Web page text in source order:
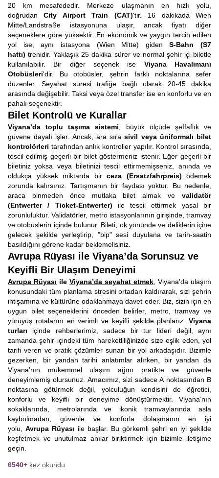
20 km mesafededir. Merkeze ulaşmanın en hızlı yolu,
doğrudanCity Airport Train (CAT)'tir. 16 dakikada Wien
Mitte/Landstraße istasyonuna ulaşır, ancak fiyatı diğer
seçeneklere göre yüksektir. En ekonomik ve yaygın tercih edilen
yol ise, aynı istasyona (Wien Mitte) gidenS-Bahn (S7
hattı) trenidir. Yaklaşık 25 dakika sürer ve normal şehir içi biletle
kullanılabilir. Bir diğer seçenek ise Viyana Havalimanı
Otobüsleri'dir. Bu otobüsler, şehrin farklı noktalarına sefer
düzenler. Seyahat süresi trafiğe bağlı olarak 20-45 dakika
arasında değişebilir. Taksi veya özel transfer ise en konforlu ve en
pahalı seçenektir.
Bilet Kontrolü ve Kurallar
Viyana’da toplu taşıma sistemi , büyük ölçüde şeffaflık ve
güvene dayalı işler. Ancak, ara sırasivil veya üniformalı bilet
kontrolörleri tarafından anlık kontroller yapılır. Kontrol sırasında,
tescil edilmiş geçerli bir bilet göstermeniz istenir. Eğer geçerli bir
biletiniz yoksa veya biletinizi tescil ettirmemişseniz, anında ve
oldukça yüksek miktarda bir ceza (Ersatzfahrpreis) ödemek
zorunda kalırsınız. Tartışmanın bir faydası yoktur. Bu nedenle,
araca binmeden önce mutlaka bilet almak ve validatör
(Entwerter / Ticket-Entwerter) ile tescil ettirmek yasal bir
zorunluluktur. Validatörler, metro istasyonlarının girişinde, tramvay
ve otobüslerin içinde bulunur. Bileti, ok yönünde ve deliklerin içine
gelecek şekilde yerleştirip, "bip" sesi duyulana ve tarih-saatin
basıldığını görene kadar beklemelisiniz.
Avrupa Rüyası ile Viyana’da Sorunsuz ve
Keyifli Bir Ulaşım Deneyimi
Avrupa Rüyası ile Viyana’da seyahat etmek , Viyana’da ulaşım
konusundaki tüm planlama stresini ortadan kaldırarak, sizi şehrin
ihtişamına ve kültürüne odaklanmaya davet eder. Biz, sizin için en
uygun bilet seçeneklerini önceden belirler, metro, tramvay ve
yürüyüş rotalarını en verimli ve keyifli şekilde planlarız. Viyana
turları içinde rehberlerimiz, sadece bir tur lideri değil, aynı
zamanda şehir içindeki tüm hareketliliğinizde size eşlik eden, yol
tarifi veren ve pratik çözümler sunan bir yol arkadaşıdır. Bizimle
gezerken, bir yandan tarihi anlatımlar alırken, bir yandan da
Viyana’nın mükemmel ulaşım ağını pratikte ve güvenle
deneyimlemiş olursunuz. Amacımız, sizi sadece A noktasından B
noktasına götürmek değil, yolculuğun kendisini de öğretici,
konforlu ve keyifli bir deneyime dönüştürmektir. Viyana’nın
sokaklarında, metrolarında ve ikonik tramvaylarında asla
kaybolmadan, güvenle ve konforla dolaşmanın en iyi
yolu, Avrupa Rüyası ile başlar. Bu görkemli şehri en iyi şekilde
keşfetmek ve unutulmaz anılar biriktirmek için bizimle iletişime
geçin.
6540+ kez okundu.